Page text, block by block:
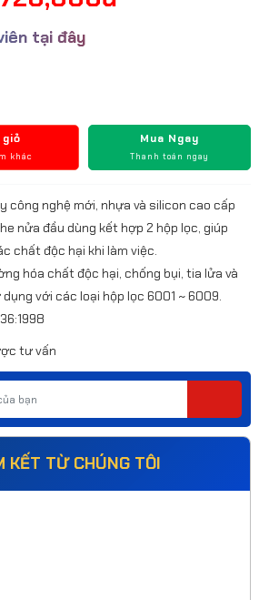
tại đây
khác
Mua Ngay
Thanh toán ngay
công nghệ mới, nhựa và silicon cao cấp
nửa đầu dùng kết hợp 2 hộp lọc, giúp
chất độc hại khi làm việc.
hóa chất độc hại, chống bụi, tia lửa và
với các loại hộp lọc 6001 ~ 6009.
tư vấn
KẾT TỪ CHÚNG TÔI